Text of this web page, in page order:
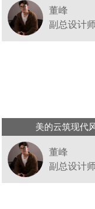
董峰
副总设计
美的云筑现代
董峰
副总设计